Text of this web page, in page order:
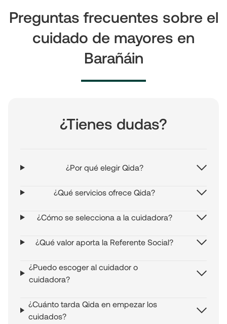
Preguntas frecuentes sobre el
cuidado de mayores en
Barañáin
¿Tienes dudas?
¿Por qué elegir Qida?
¿Qué servicios ofrece Qida?
¿Cómo se selecciona a la cuidadora?
¿Qué valor aporta la Referente Social?
¿Puedo escoger al cuidador o
cuidadora?
¿Cuánto tarda Qida en empezar los
cuidados?